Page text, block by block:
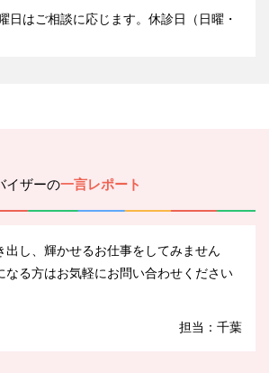
日はご相談に応じます。休診日（日曜・
イザーの一言レポート
出し、輝かせるお仕事をしてみません
なる方はお気軽にお問い合わせください
担当：千葉